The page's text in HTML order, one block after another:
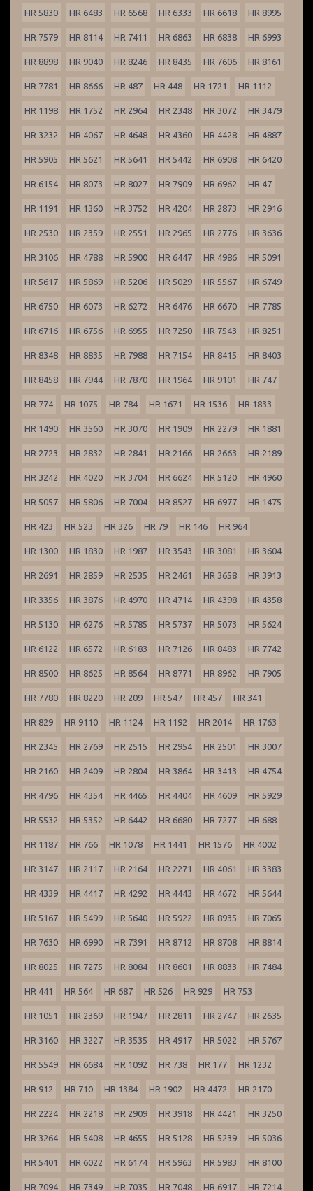
HR 5830 HR 6483 HR 6568 HR 6333 HR 6618 HR 8995
HR 7579 HR 8114 HR 7411 HR 6863 HR 6838 HR 6993
HR 8898 HR 9040 HR 8246 HR 8435 HR 7606 HR 8161
HR 7781 HR 8666 HR 487 HR 448 HR 1721 HR 1112
HR 1198 HR 1752 HR 2964 HR 2348 HR 3072 HR 3479
HR 3232 HR 4067 HR 4648 HR 4360 HR 4428 HR 4887
HR 5905 HR 5621 HR 5641 HR 5442 HR 6908 HR 6420
HR 6154 HR 8073 HR 8027 HR 7909 HR 6962 HR 47
HR 1191 HR 1360 HR 3752 HR 4204 HR 2873 HR 2916
HR 2530 HR 2359 HR 2551 HR 2965 HR 2776 HR 3636
HR 3106 HR 4788 HR 5900 HR 6447 HR 4986 HR 5091
HR 5617 HR 5869 HR 5206 HR 5029 HR 5567 HR 6749
HR 6750 HR 6073 HR 6272 HR 6476 HR 6670 HR 7785
HR 6716 HR 6756 HR 6955 HR 7250 HR 7543 HR 8251
HR 8348 HR 8835 HR 7988 HR 7154 HR 8415 HR 8403
HR 8458 HR 7944 HR 7870 HR 1964 HR 9101 HR 747
HR 774 HR 1075 HR 784 HR 1671 HR 1536 HR 1833
HR 1490 HR 3560 HR 3070 HR 1909 HR 2279 HR 1881
HR 2723 HR 2832 HR 2841 HR 2166 HR 2663 HR 2189
HR 3242 HR 4020 HR 3704 HR 6624 HR 5120 HR 4960
HR 5057 HR 5806 HR 7004 HR 8527 HR 6977 HR 1475
HR 423 HR 523 HR 326 HR 79 HR 146 HR 964
HR 1300 HR 1830 HR 1987 HR 3543 HR 3081 HR 3604
HR 2691 HR 2859 HR 2535 HR 2461 HR 3658 HR 3913
HR 3356 HR 3876 HR 4970 HR 4714 HR 4398 HR 4358
HR 5130 HR 6276 HR 5785 HR 5737 HR 5073 HR 5624
HR 6122 HR 6572 HR 6183 HR 7126 HR 8483 HR 7742
HR 8500 HR 8625 HR 8564 HR 8771 HR 8962 HR 7905
HR 7780 HR 8220 HR 209 HR 547 HR 457 HR 341
HR 829 HR 9110 HR 1124 HR 1192 HR 2014 HR 1763
HR 2345 HR 2769 HR 2515 HR 2954 HR 2501 HR 3007
HR 2160 HR 2409 HR 2804 HR 3864 HR 3413 HR 4754
HR 4796 HR 4354 HR 4465 HR 4404 HR 4609 HR 5929
HR 5532 HR 5352 HR 6442 HR 6680 HR 7277 HR 688
HR 1187 HR 766 HR 1078 HR 1441 HR 1576 HR 4002
HR 3147 HR 2117 HR 2164 HR 2271 HR 4061 HR 3383
HR 4339 HR 4417 HR 4292 HR 4443 HR 4672 HR 5644
HR 5167 HR 5499 HR 5640 HR 5922 HR 8935 HR 7065
HR 7630 HR 6990 HR 7391 HR 8712 HR 8708 HR 8814
HR 8025 HR 7275 HR 8084 HR 8601 HR 8833 HR 7484
HR 441 HR 564 HR 687 HR 526 HR 929 HR 753
HR 1051 HR 2369 HR 1947 HR 2811 HR 2747 HR 2635
HR 3160 HR 3227 HR 3535 HR 4917 HR 5022 HR 5767
HR 5549 HR 6684 HR 1092 HR 738 HR 177 HR 1232
HR 912 HR 710 HR 1384 HR 1902 HR 4472 HR 2170
HR 2224 HR 2218 HR 2909 HR 3918 HR 4421 HR 3250
HR 3264 HR 5408 HR 4655 HR 5128 HR 5239 HR 5036
HR 5401 HR 6022 HR 6174 HR 5963 HR 5983 HR 8100
HR 7094 HR 7349 HR 7035 HR 7048 HR 6917 HR 7214